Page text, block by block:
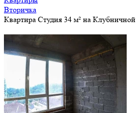
Вторичка
Квартира Студия 34 м² на Клубничной